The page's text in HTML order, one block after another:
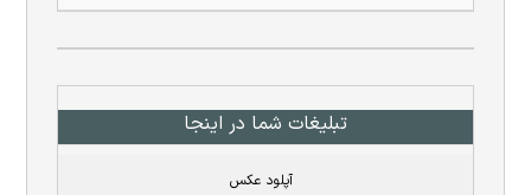
تبلیغات شما در اینجا
آپلود عکس